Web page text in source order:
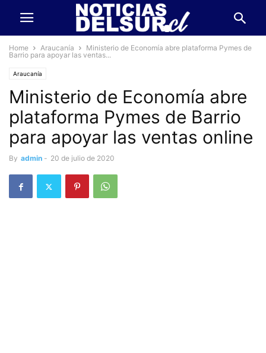
Home Araucanía
Ministerio de Economía abre plataforma Pymes de
Barrio para apoyar las ventas...
Araucanía
Ministerio de Economía abre
plataforma Pymes de Barrio
para apoyar las ventas online
By admin - 20 de julio de 2020